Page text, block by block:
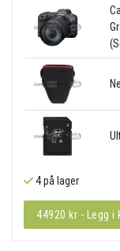
4 på lager
44920 kr - Legg i